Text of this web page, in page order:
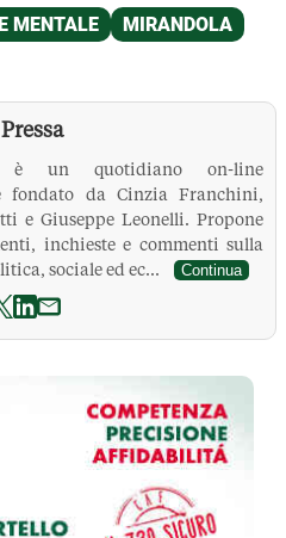
è un quotidiano on-line
fondato da Cinzia Franchini,
e Giuseppe Leonelli. Propone
inchieste e commenti sulla
sociale ed ec...
Continua